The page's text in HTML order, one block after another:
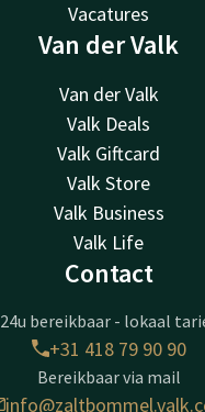
Vacatures
Van der Valk
Van der Valk
Valk Deals
Valk Giftcard
Valk Store
Valk Business
Valk Life
Contact
24u bereikbaar - lokaal
+31 418 79 90 90
Bereikbaar via mail